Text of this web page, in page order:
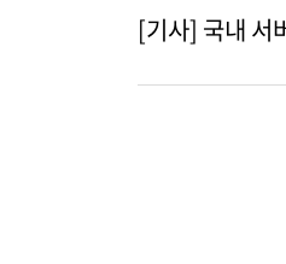
[기사] 국내 서